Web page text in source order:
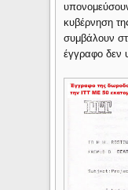
κυβέρνηση
συμβάλουν
έγγραφο δεν